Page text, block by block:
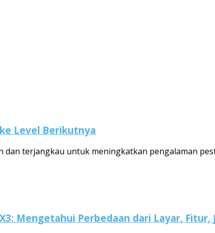
Level Berikutnya
dan terjangkau untuk meningkatkan pengalaman
Mengetahui Perbedaan dari Layar,